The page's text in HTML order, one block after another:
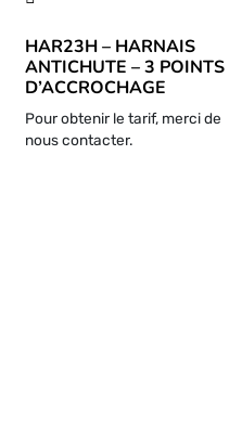
HAR23H – HARNAIS
ANTICHUTE – 3 POINTS
D’ACCROCHAGE
Pour obtenir le tarif, merci de
nous contacter.